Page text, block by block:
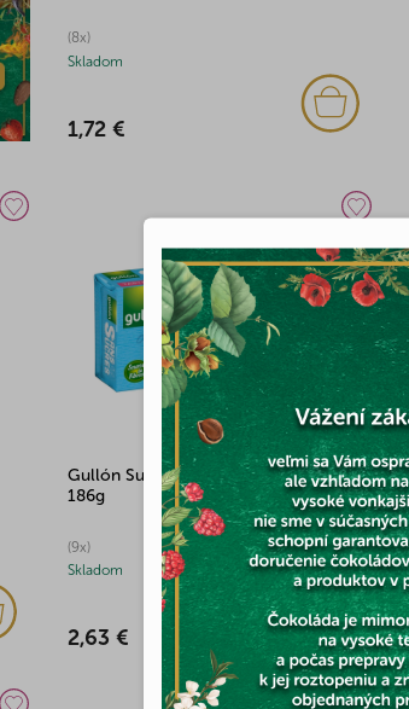
(8x)
Skladom
1,72 €
Gullón Sušienky bez cukru Ronditas
186g
(9x)
Skladom
2,63 €